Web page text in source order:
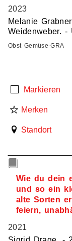
2023
Melanie
Weidenweber. -
Obst Gemüse-GRA
Markieren
Merken
Standort
Wie du dein
und so ein
alte Sorten
feiern,
2021